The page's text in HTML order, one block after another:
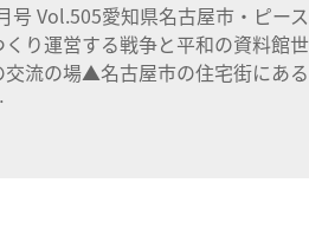
号 Vol.505愛知県名古屋市・ピー
くり運営する戦争と平和の資料館
交流の場▲名古屋市の住宅街にあ